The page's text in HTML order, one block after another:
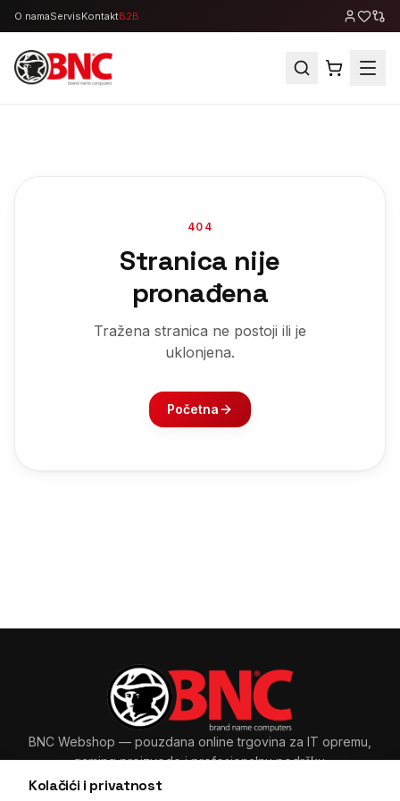
O namaServisKontaktB2B
Kolačići i privatnost
404
Stranica nije
pronađena
Tražena stranica ne postoji ili je
uklonjena.
Početna
BNC Webshop — pouzdana online trgovina za IT opremu,
gaming proizvode i profesionalnu podršku.